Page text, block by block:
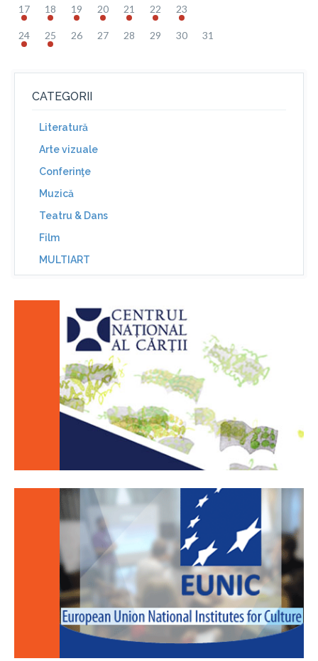
17 18 19 20 21 22 23
24 25 26 27 28 29 30 31
CATEGORII
Literatură
Arte vizuale
Conferinţe
Muzică
Teatru & Dans
Film
MULTIART